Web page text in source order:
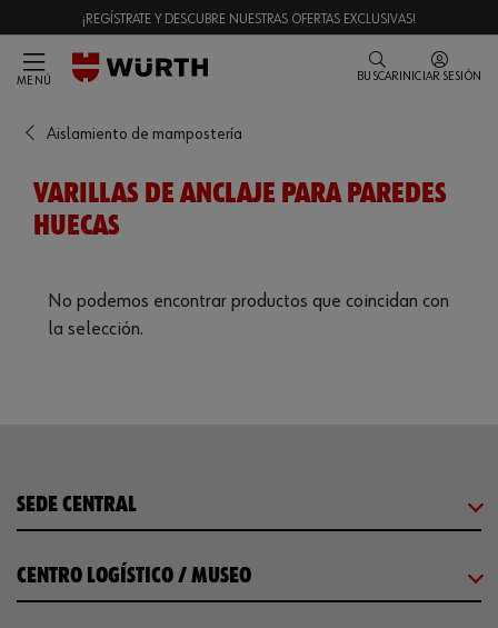
¡REGÍSTRATE Y DESCUBRE NUESTRAS OFERTAS EXCLUSIVAS!
MENÚ BUSCAR INICIAR SESIÓN
Aislamiento de mampostería
VARILLAS DE ANCLAJE PARA PAREDES
HUECAS
No podemos encontrar productos que coincidan con
la selección.
SEDE CENTRAL
CENTRO LOGÍSTICO / MUSEO